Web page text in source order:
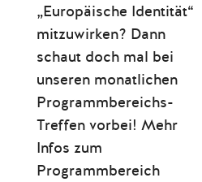
„Europäische Identität“
mitzuwirken? Dann
schaut doch mal bei
unseren monatlichen
Programmbereichs-
Treffen vorbei! Mehr
Infos zum
Programmbereich